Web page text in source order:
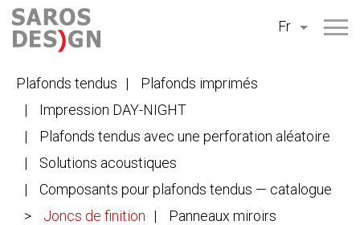
Aller
au
contenu
Fr
Plafonds tendus
Plafonds imprimés
Impression DAY-NIGHT
Plafonds tendus avec une perforation aléatoire
Solutions acoustiques
Composants pour plafonds tendus — catalogue
Joncs de finition
Panneaux miroirs